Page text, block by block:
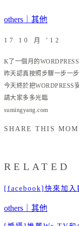
others｜其他
17 10 月 ’12
K了一個月的
昨天認真按照步驟一步一
今天終於把
請大家多多光臨
sumingyang.com
SHARE THIS
RELATED
[facebook]快來加
others｜其他